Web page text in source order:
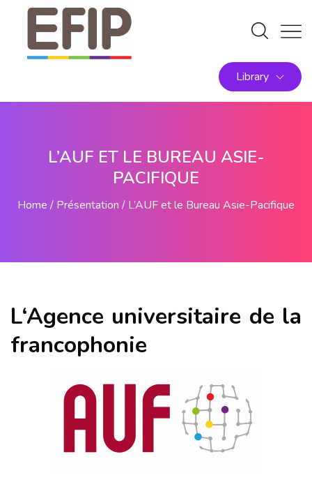
Library
L’AUF ET LE BUREAU ASIE-
PACIFIQUE
Home Présentation L’AUF et le Bureau Asie-Pacifique
L‘Agence universitaire de la
francophonie